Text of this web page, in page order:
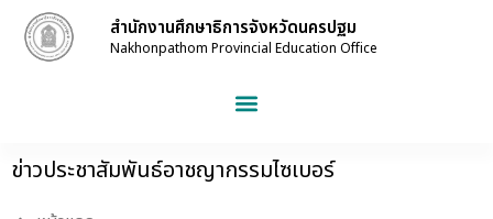
สำนักงานศึกษาธิการจังหวัดนครปฐม
Nakhonpathom Provincial Education Office
ข่าวประชาสัมพันธ์อาชญากรรมไซเบอร์